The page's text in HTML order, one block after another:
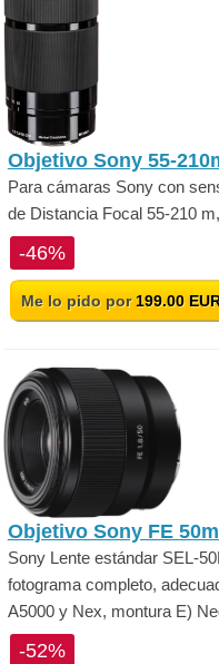
Objetivo Sony 55-
Para cámaras Sony con
de Distancia Focal 55-210
-46%
Me lo pido por 199.00
Objetivo Sony FE
Sony Lente estándar SEL-
fotograma completo,
A5000 y Nex, montura E)
-52%